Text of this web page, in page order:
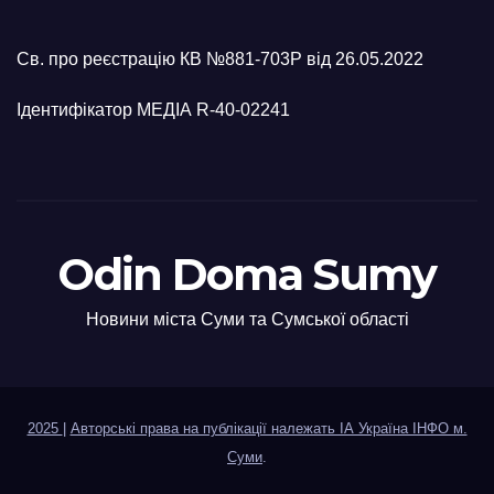
Св. про реєстрацію КВ №881-703Р від 26.05.2022
Ідентифікатор МЕДІА R-40-02241
Odin Doma Sumy
Новини міста Суми та Сумської області
2025
Авторські права на публікації належать ІА Україна ІНФО м.
Суми.